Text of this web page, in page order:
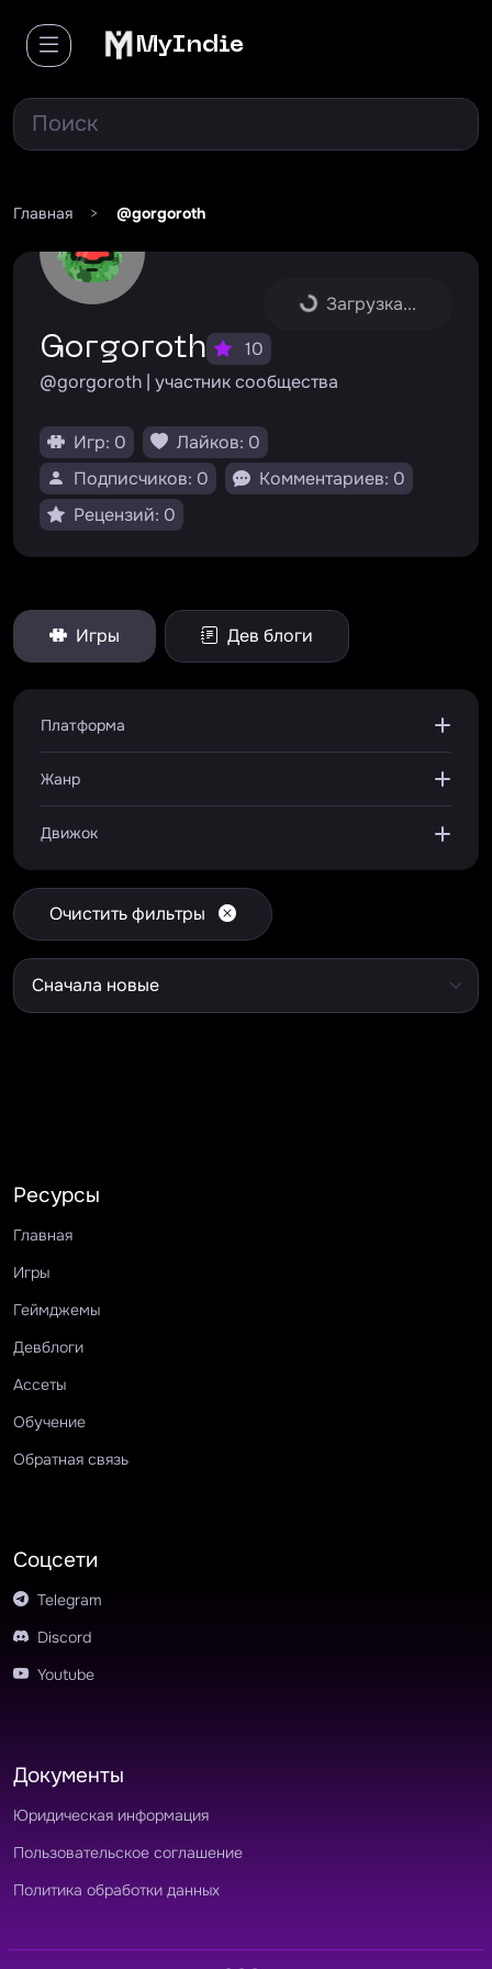
MyIndie
Главная > @gorgoroth
Загрузка...
gorgoroth
10
@gorgoroth | участник сообщества
Игр: 0
Лайков: 0
Подписчиков: 0
Комментариев: 0
Рецензий: 0
Игры Дев блоги
Платформа
Жанр
Движок
Очистить фильтры
Ресурсы
Главная
Игры
Геймджемы
Девблоги
Ассеты
Обучение
Обратная связь
Соцсети
Telegram
Discord
Youtube
Документы
Юридическая информация
Пользовательское соглашение
Политика обработки данных